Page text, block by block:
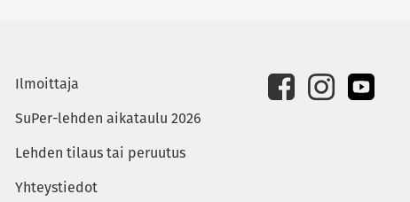
Ilmoittaja
SuPer-lehden aikataulu 2026
Lehden tilaus tai peruutus
Yhteystiedot